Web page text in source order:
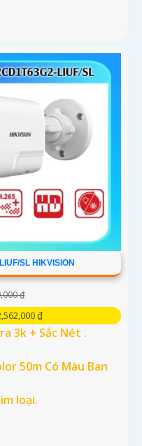
SL HIKVISION
₫
₫
3k + Sắc Nét .
50m Có Màu Ban
loại.